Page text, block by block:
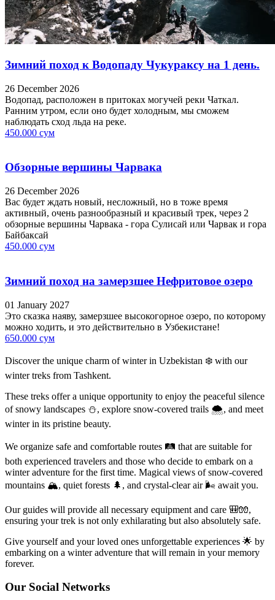
Зимний поход к Водопаду Чукураксу на 1 день.
26 December 2026
Водопад, расположен в притоках могучей реки Чаткал.
Ранним утром, если оно будет холодным, мы сможем
наблюдать сход льда на реке.
450.000 сум
Обзорные вершины Чарвака
26 December 2026
Вас будет ждать новый, несложный, но в тоже время
активный, очень разнообразный и красивый трек, через 2
обзорные вершины Чарвака - гора Сулисай или Чарвак и гора
Байбаксай
450.000 сум
Зимний поход на замерзшее Нефритовое озеро
01 January 2027
Это сказка наяву, замерзшее высокогорное озеро, по которому
можно ходить, и это действительно в Узбекистане!
650.000 сум
Discover the unique charm of winter in Uzbekistan ❄️ with our
winter treks from Tashkent.
These treks offer a unique opportunity to enjoy the peaceful silence
of snowy landscapes ⛄, explore snow-covered trails 🌨, and meet
winter in its pristine beauty.
We organize safe and comfortable routes 🛤 that are suitable for
both experienced travelers and those who decide to embark on a
winter adventure for the first time. Magical views of snow-covered
mountains 🏔, quiet forests 🌲, and crystal-clear air 🌬 await you.
Our guides will provide all necessary equipment and care 🎒🧤,
ensuring your trek is not only exhilarating but also absolutely safe.
Give yourself and your loved ones unforgettable experiences 🌟 by
embarking on a winter adventure that will remain in your memory
forever.
Our Social Networks